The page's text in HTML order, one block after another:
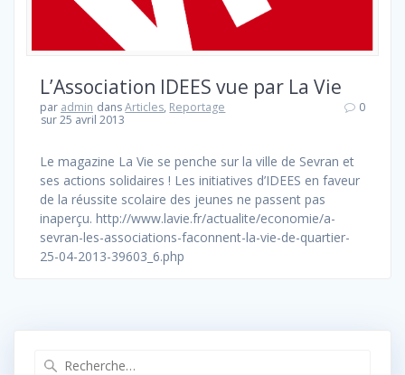
L’Association IDEES vue par La Vie
par admin dansArticles, Reportage
sur 25 avril 2013
0
Le magazine La Vie se penche sur la ville de Sevran et
ses actions solidaires ! Les initiatives d’IDEES en faveur
de la réussite scolaire des jeunes ne passent pas
inaperçu. http://www.lavie.fr/actualite/economie/a-
sevran-les-associations-faconnent-la-vie-de-quartier-
25-04-2013-39603_6.php